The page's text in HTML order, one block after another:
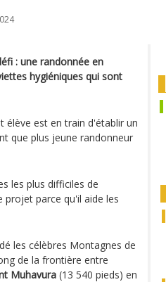
: une randonnée en
hygiéniques qui sont
élève est en train d'établir un
que plus jeune randonneur
les plus difficiles de
projet parce qu'il aide les
les célèbres Montagnes de
de la frontière entre
Muhavura (13 540 pieds) en